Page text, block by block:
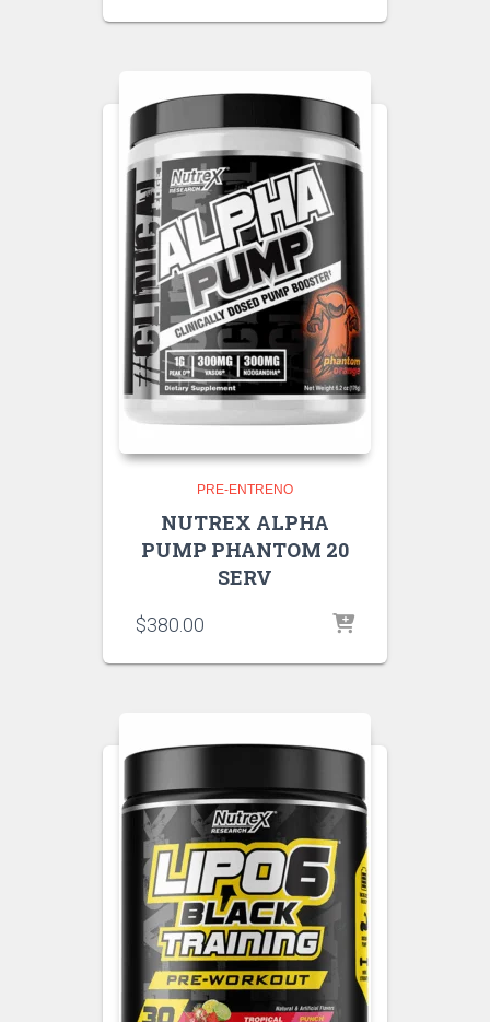
PRE-ENTRENO
NUTREX ALPHA
PUMP PHANTOM 20
SERV
$380.00